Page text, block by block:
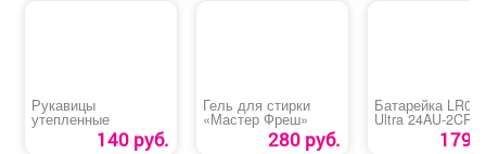
Рукавицы
утепленные
140 руб.
Гель для стирки
«Мастер Фреш»
280 руб.
Батарейка LR03
Ultra 24AU-2CR4
179